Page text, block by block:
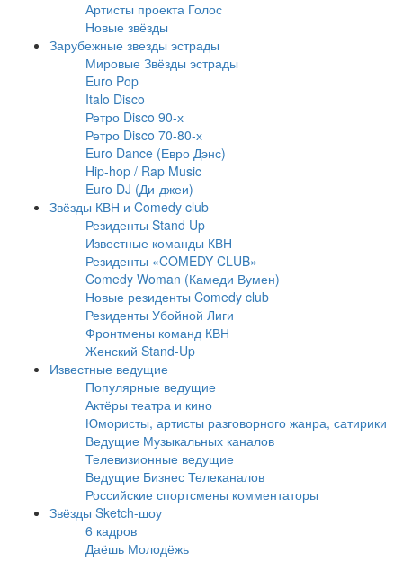
Артисты проекта Голос
Новые звёзды
Зарубежные звезды эстрады
Мировые Звёзды эстрады
Euro Pop
Italo Disco
Ретро Disco 90-х
Ретро Disco 70-80-х
Euro Dance (Евро Дэнс)
Hip-hop / Rap Music
Euro DJ (Ди-джеи)
Звёзды КВН и Comedy club
Резиденты Stand Up
Известные команды КВН
Резиденты «COMEDY CLUB»
Comedy Woman (Камеди Вумен)
Новые резиденты Comedy club
Резиденты Убойной Лиги
Фронтмены команд КВН
Женский Stand-Up
Известные ведущие
Популярные ведущие
Актёры театра и кино
Юмористы, артисты разговорного жанра, сатирики
Ведущие Музыкальных каналов
Телевизионные ведущие
Ведущие Бизнес Телеканалов
Российские спортсмены комментаторы
Звёзды Sketch-шоу
6 кадров
Даёшь Молодёжь